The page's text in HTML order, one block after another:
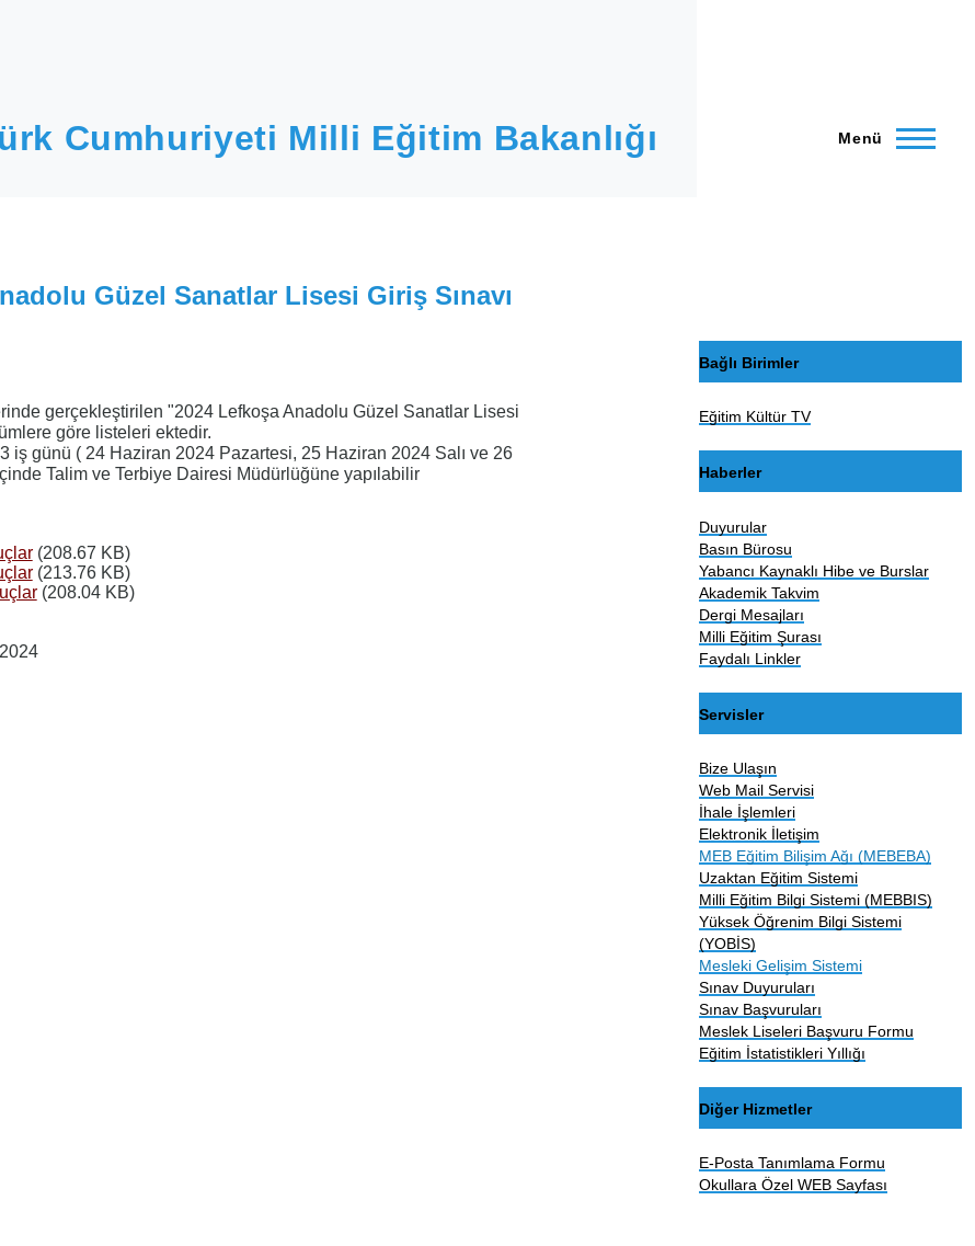
Cumhuriyeti Milli Eğitim Bakanlığı Menü
Güzel Sanatlar Lisesi Giriş Sınavı
gerçekleştirilen "2024 Lefkoşa Anadolu Güzel Sanatlar Lisesi
göre listeleri ektedir.
iş günü ( 24 Haziran 2024 Pazartesi, 25 Haziran 2024 Salı ve 26
Talim ve Terbiye Dairesi Müdürlüğüne yapılabilir
(208.67 KB)
(213.76 KB)
(208.04 KB)
Bağlı Birimler
Eğitim Kültür TV
Haberler
Duyurular
Basın Bürosu
Yabancı Kaynaklı Hibe ve Burslar
Akademik Takvim
Dergi Mesajları
Milli Eğitim Şurası
Faydalı Linkler
Servisler
Bize Ulaşın
Web Mail Servisi
İhale İşlemleri
Elektronik İletişim
MEB Eğitim Bilişim Ağı (MEBEBA)
Uzaktan Eğitim Sistemi
Milli Eğitim Bilgi Sistemi (MEBBIS)
Yüksek Öğrenim Bilgi Sistemi
(YOBİS)
Mesleki Gelişim Sistemi
Sınav Duyuruları
Sınav Başvuruları
Meslek Liseleri Başvuru Formu
Eğitim İstatistikleri Yıllığı
Diğer Hizmetler
E-Posta Tanımlama Formu
Okullara Özel WEB Sayfası